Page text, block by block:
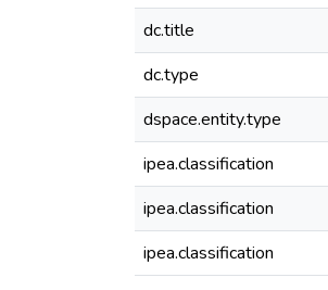
dc.title
dc.type
dspace.entity.type
ipea.classification
ipea.classification
ipea.classification